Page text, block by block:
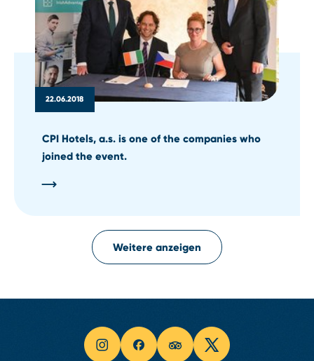
22.06.2018
CPI Hotels, a.s. is one of the companies who
joined the event.
Weitere anzeigen